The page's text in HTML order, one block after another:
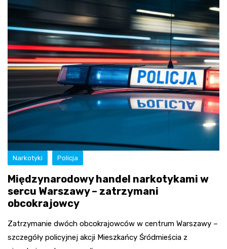
Narkotyki Policja
Międzynarodowy handel narkotykami w
sercu Warszawy – zatrzymani
obcokrajowcy
Zatrzymanie dwóch obcokrajowców w centrum Warszawy –
szczegóły policyjnej akcji Mieszkańcy Śródmieścia z